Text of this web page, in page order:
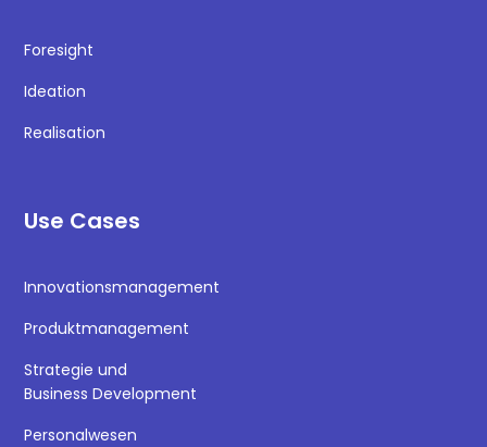
Foresight
Ideation
Realisation
Use Cases
Innovationsmanagement
Produktmanagement
Strategie und
Business Development
Personalwesen